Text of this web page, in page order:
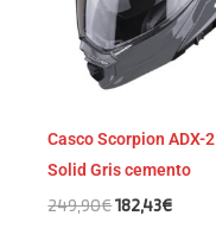
Casco Scorpion ADX-2
Solid Gris cemento
249,90€182,43€